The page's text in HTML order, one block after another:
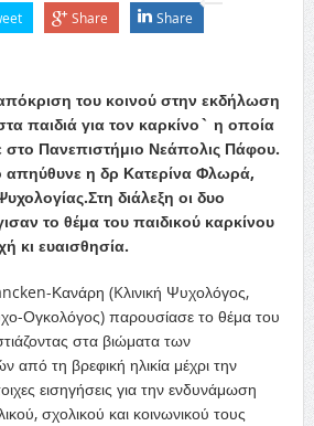
Share Share
του κοινού στην εκδήλωση
παιδιά για τον καρκίνο` η οποία
Πανεπιστήμιο Νεάπολις Πάφου.
απηύθυνε η δρ Κατερίνα Φλωρά,
διάλεξη οι δυο
το θέμα του παιδικού καρκίνου
κι ευαισθησία.
Κανάρη (Kλινική Ψυχολόγος,
Ογκολόγος) παρουσίασε το θέμα του
στα βιώματα των
από τη βρεφική ηλικία μέχρι την
εισηγήσεις για την ενδυνάμωση
σχολικού και κοινωνικού τους